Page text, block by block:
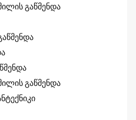
გაწმენდა
გაწმენდა